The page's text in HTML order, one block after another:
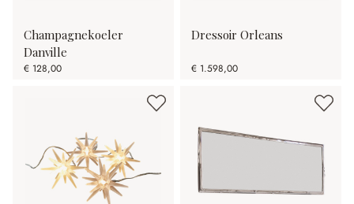
Champagnekoeler
Danville
€ 128,00
Dressoir Orleans
€ 1.598,00